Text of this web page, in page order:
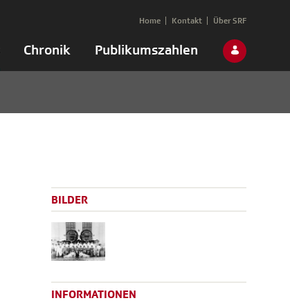
Chronik Publikumszahlen
Home Kontakt Über SRF
BILDER
INFORMATIONEN